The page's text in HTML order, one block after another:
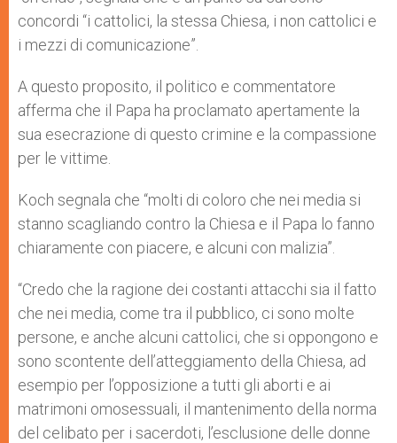
concordi “i cattolici, la stessa Chiesa, i non cattolici e
i mezzi di comunicazione”.
A questo proposito, il politico e commentatore
afferma che il Papa ha proclamato apertamente la
sua esecrazione di questo crimine e la compassione
per le vittime.
Koch segnala che “molti di coloro che nei media si
stanno scagliando contro la Chiesa e il Papa lo fanno
chiaramente con piacere, e alcuni con malizia”.
“Credo che la ragione dei costanti attacchi sia il fatto
che nei media, come tra il pubblico, ci sono molte
persone, e anche alcuni cattolici, che si oppongono e
sono scontente dell’atteggiamento della Chiesa, ad
esempio per l’opposizione a tutti gli aborti e ai
matrimoni omosessuali, il mantenimento della norma
del celibato per i sacerdoti, l’esclusione delle donne